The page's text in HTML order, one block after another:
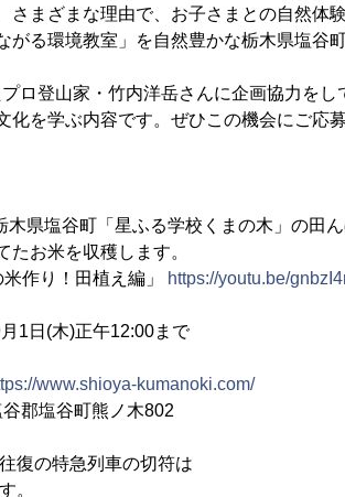
さまざまな理由で、お子さまとの自然体
がる環境教室」を自然豊かな栃木県塩谷
ロ登山家・竹内洋岳さんに企画協力をし
を学ぶ内容です。ぜひこの機会にご応募
県塩谷町「星ふる学校くまの木」の田
たお米を収穫します。
作り！田植え編」
https://youtu.be/
1日(木)正午12:00まで
www.shioya-kumanoki.com/
谷町熊ノ木802
急列車の切符は